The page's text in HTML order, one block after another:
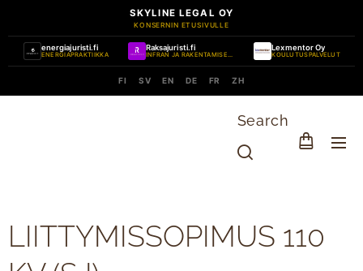
SKYLINE LEGAL OY
KONSERNIN ETUSIVULLE
energiajuristi.fi
ENERGIAPRAKTIIKKA
Raksajuristi.fi
INFRAN JA RAKENTAMISEN PRAKTIIKKA
Lexmentor Oy
KOULUTUSPALVELUT
FI SV EN DE FR ZH
Search
LIITTYMISSOPIMUS 110